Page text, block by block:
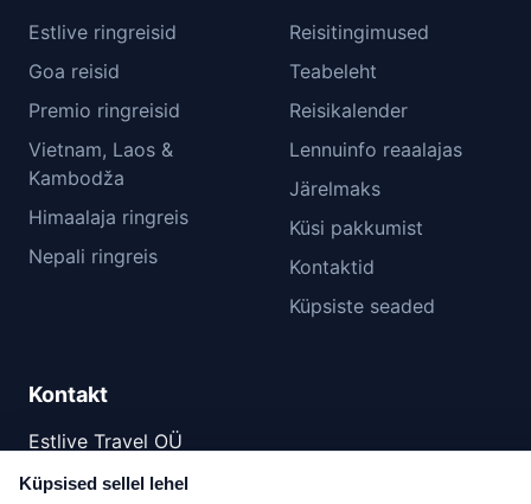
Estlive ringreisid
Goa reisid
Premio ringreisid
Vietnam, Laos &
Kambodža
Himaalaja ringreis
Nepali ringreis
Reisitingimused
Teabeleht
Reisikalender
Lennuinfo reaalajas
Järelmaks
Küsi pakkumist
Kontaktid
Küpsiste seaded
Kontakt
Estlive Travel OÜ
Cosius Pubi, II korrus
Küpsised sellel lehel